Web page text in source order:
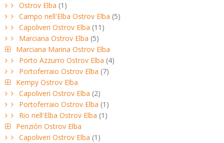
Ostrov Elba (1)
Campo nell'Elba Ostrov Elba (5)
Capoliveri Ostrov Elba (11)
Marciana Ostrov Elba (5)
Marciana Marina Ostrov Elba
Porto Azzurro Ostrov Elba (4)
Portoferraio Ostrov Elba (7)
Kempy Ostrov Elba
Capoliveri Ostrov Elba (2)
Portoferraio Ostrov Elba (1)
Rio nell'Elba Ostrov Elba (1)
Penzión Ostrov Elba
Capoliveri Ostrov Elba (1)